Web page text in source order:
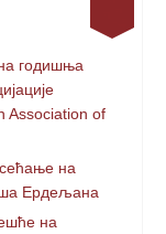
годишња
Association of
на
Ердељана
на